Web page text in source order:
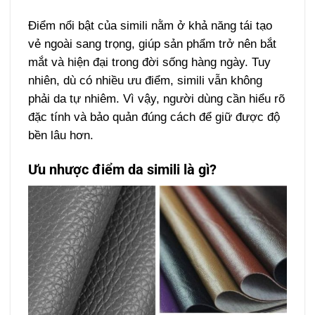
Điểm nổi bật của simili nằm ở khả năng tái tạo
vẻ ngoài sang trọng, giúp sản phẩm trở nên bắt
mắt và hiện đại trong đời sống hàng ngày. Tuy
nhiên, dù có nhiều ưu điểm, simili vẫn không
phải da tự nhiêm. Vì vậy, người dùng cần hiểu rõ
đặc tính và bảo quản đúng cách để giữ được độ
bền lâu hơn.
Ưu nhược điểm da simili là gì?